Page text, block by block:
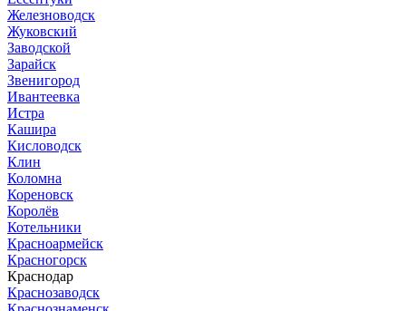
Железноводск
Жуковский
Заводской
Зарайск
Звенигород
Ивантеевка
Истра
Кашира
Кисловодск
Клин
Коломна
Кореновск
Королёв
Котельники
Красноармейск
Красногорск
Краснодар
Краснозаводск